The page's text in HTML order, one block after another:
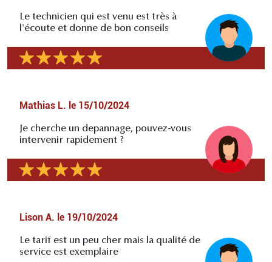
Le technicien qui est venu est très à
l'écoute et donne de bon conseils
Mathias L. le 15/10/2024
Je cherche un depannage, pouvez-vous
intervenir rapidement ?
Lison A. le 19/10/2024
Le tarif est un peu cher mais la qualité de
service est exemplaire